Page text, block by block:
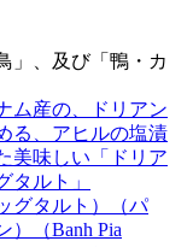
」、及び「鴨・カ
ム産の、ドリアン
る、アヒルの塩漬
美味しい「ドリア
タルト」
グタルト）（パ
（Banh Pia